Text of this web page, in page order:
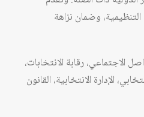
وضمان نزاهة
الاجتماعي، رقابة الانتخابات،
الإدارة الانتخابية، القانون